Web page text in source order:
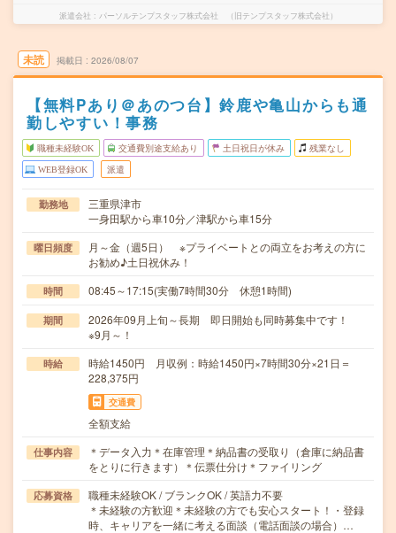
派遣会社 パーソルテンプスタッフ株式会社 （旧テンプスタッフ株式会社）
未読 掲載日 2026/08/07
【無料Pあり＠あのつ台】鈴鹿や亀山からも通
勤しやすい！事務
職種未経験OK 交通費別途支給あり 土日祝日が休み 残業なし
WEB登録OK 派遣
勤務地
三重県津市
一身田駅から車10分／津駅から車15分
曜日頻度
月～金（週5日） ※プライベートとの両立をお考えの方に
お勧め♪土日祝休み！
時間 08:45～17:15(実働7時間30分 休憩1時間)
期間
2026年09月上旬～長期 即日開始も同時募集中です！
※9月～！
時給
時給1450円 月収例：時給1450円×7時間30分×21日＝
228,375円
交通費
全額支給
仕事内容
＊データ入力＊在庫管理＊納品書の受取り（倉庫に納品書
をとりに行きます）＊伝票仕分け＊ファイリング
応募資格
職種未経験OK / ブランクOK / 英語力不要
＊未経験の方歓迎＊未経験の方でも安心スタート！・登録
時、キャリアを一緒に考える面談（電話面談の場合）…